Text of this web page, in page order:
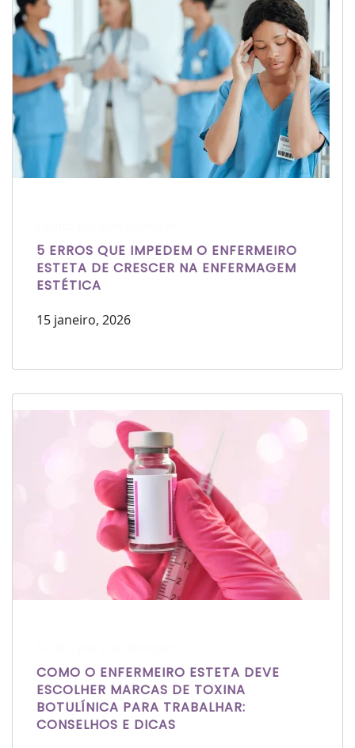
5 ERROS QUE IMPEDEM O ENFERMEIRO
ESTETA DE CRESCER NA ENFERMAGEM
ESTÉTICA
15 janeiro, 2026
COMO O ENFERMEIRO ESTETA DEVE
ESCOLHER MARCAS DE TOXINA
BOTULÍNICA PARA TRABALHAR:
CONSELHOS E DICAS